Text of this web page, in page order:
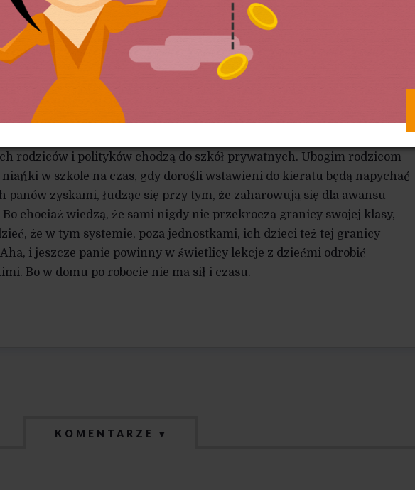
Ale nie jakościowa oświata! Tutaj znów można zrobić rozróżnienie
oświeceniem człowieka a formowaniem go na potrzeby rynku.
sformatowanego, karnego najemnika, a nie filozofa
Wystarczy powierzchowne obycie i minimalistyczne wychowanie
bez cienia autonomicznego umysłu, bo w wolnym myśleniu zawsze jest
rewizjonistyczny, zapędy reformatorskie, a nawet cała rewolucja,
rodziców i polityków chodzą do szkół prywatnych. Ubogim rodzicom
w szkole na czas, gdy dorośli wstawieni do kieratu będą napychać
panów zyskami, łudząc się przy tym, że zaharowują się dla awansu
chociaż wiedzą, że sami nigdy nie przekroczą granicy swojej klasy,
że w tym systemie, poza jednostkami, ich dzieci też tej granicy
i jeszcze panie powinny w świetlicy lekcje z dziećmi odrobić
Bo w domu po robocie nie ma sił i czasu.
KOMENTARZE ▾